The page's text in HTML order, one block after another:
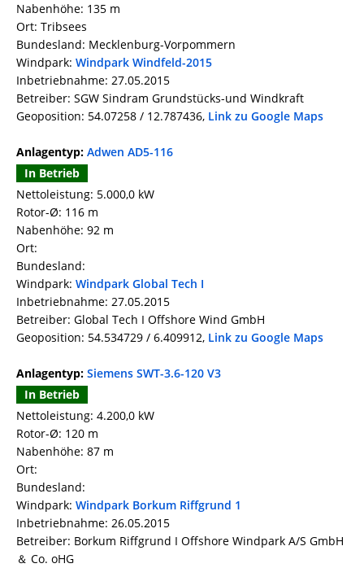
Nabenhöhe: 135 m
Ort: Tribsees
Bundesland: Mecklenburg-Vorpommern
Windpark: Windpark Windfeld-2015
Inbetriebnahme: 27.05.2015
Betreiber: SGW Sindram Grundstücks-und Windkraft
Geoposition: 54.07258 / 12.787436, Link zu Google Maps
Anlagentyp: Adwen AD5-116
In Betrieb
Nettoleistung: 5.000,0 kW
Rotor-Ø: 116 m
Nabenhöhe: 92 m
Ort:
Bundesland:
Windpark: Windpark Global Tech I
Inbetriebnahme: 27.05.2015
Betreiber: Global Tech I Offshore Wind GmbH
Geoposition: 54.534729 / 6.409912, Link zu Google Maps
Anlagentyp: Siemens SWT-3.6-120 V3
In Betrieb
Nettoleistung: 4.200,0 kW
Rotor-Ø: 120 m
Nabenhöhe: 87 m
Ort:
Bundesland:
Windpark: Windpark Borkum Riffgrund 1
Inbetriebnahme: 26.05.2015
Betreiber: Borkum Riffgrund I Offshore Windpark A/S GmbH
＆ Co. oHG